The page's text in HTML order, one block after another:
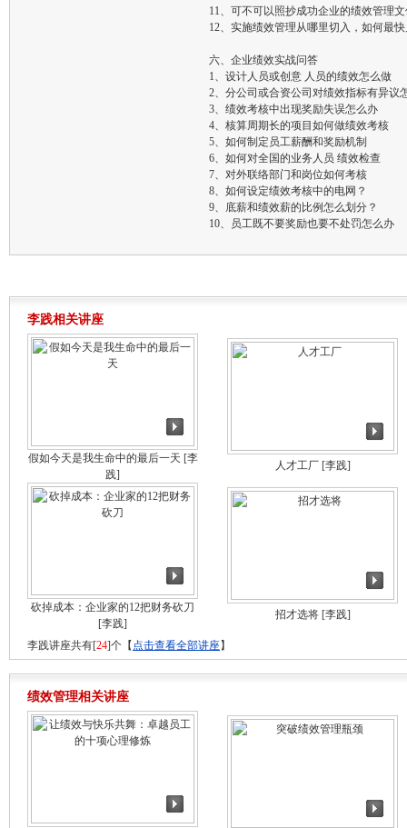
11、可不可以照抄成功企业的绩效管理
12、实施绩效管理从哪里切入，如何最
六、企业绩效实战问答
1、设计人员或创意 人员的绩效怎么做
2、分公司或合资公司对绩效指标有异议
3、绩效考核中出现奖励失误怎么办
4、核算周期长的项目如何做绩效考核
5、如何制定员工薪酬和奖励机制
6、如何对全国的业务人员 绩效检查
7、对外联络部门和岗位如何考核
8、如何设定绩效考核中的电网？
9、底薪和绩效薪的比例怎么划分？
10、员工既不要奖励也要不处罚怎么办
李践相关讲座
假如今天是我生命中的最后一天 [李
践]
人才工厂[李践]
砍掉成本：企业家的12把财务砍刀
[李践]
招才选将[李践]
李践讲座共有[24]个【 点击查看全部讲座】
绩效管理相关讲座